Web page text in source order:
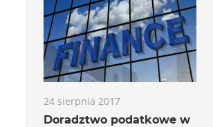
24 sierpnia 2017
Doradztwo podatkowe w